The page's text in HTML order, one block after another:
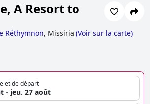
A Resort to
Réthymnon, Missiria (Voir sur la carte)
et de départ
- jeu. 27 août